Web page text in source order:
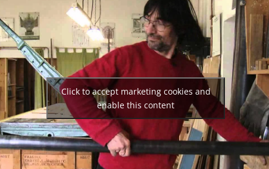
Click to accept marketing cookies and
enable this content